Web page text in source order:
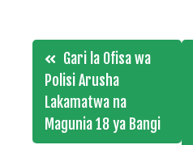
Post
navigation
Gari la Ofisa wa
Polisi Arusha
Lakamatwa na
Magunia 18 ya Bangi